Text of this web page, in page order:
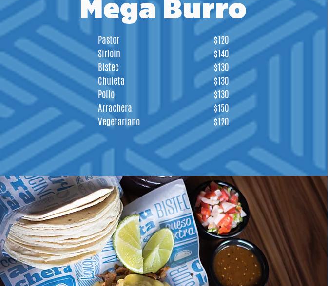
Mega Burro
Pastor
Sirloin
Bistec
Chuleta
Pollo
Arrachera
Vegetariano
$120
$140
$130
$130
$130
$150
$120